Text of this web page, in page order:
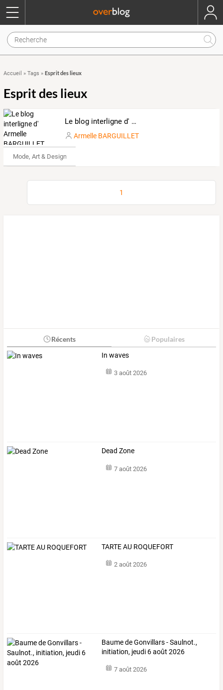
Accueil » Tags » Esprit des lieux
Esprit des lieux
Le blog interligne d' Armelle BARGUILLET HAUTELOIRE
Armelle BARGUILLET
Mode, Art & Design
1
Récents Populaires
In waves
3 août 2026
Dead Zone
7 août 2026
TARTE AU ROQUEFORT
2 août 2026
Baume de Gonvillars - Saulnot.,
initiation, jeudi 6 août 2026
7 août 2026